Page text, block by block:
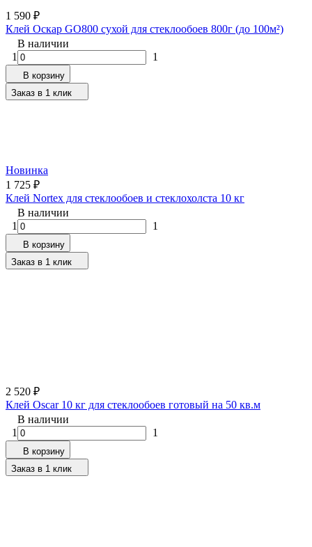
1 590 ₽
Клей Оскар GO800 сухой для стеклообоев 800г (до 100м²)
В наличии
1
1
В корзину
Заказ в 1 клик
Новинка
1 725 ₽
Клей Nortex для стеклообоев и стеклохолста 10 кг
В наличии
1
1
В корзину
Заказ в 1 клик
2 520 ₽
Клей Oscar 10 кг для стеклообоев готовый на 50 кв.м
В наличии
1
1
В корзину
Заказ в 1 клик